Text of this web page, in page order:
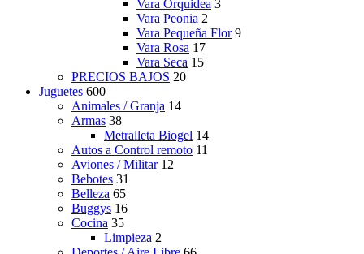
Vara Orquidea 3
Vara Peonia 2
Vara Pequeña Flor 9
Vara Rosa 17
Vara Seca 15
PRECIOS BAJOS 20
Juguetes 600
Animales / Granja 14
Armas 38
Metralleta Biogel 14
Autos a Control remoto 11
Aviones / Militar 12
Bebotes 31
Belleza 65
Buggys 16
Cocina 35
Limpieza 2